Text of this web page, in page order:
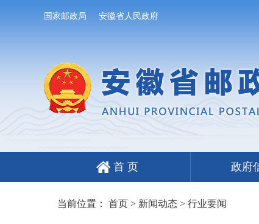
国家邮政局 安徽省人民政府
首 页 政府
当前位置： 首页> 新闻动态> 行业要闻